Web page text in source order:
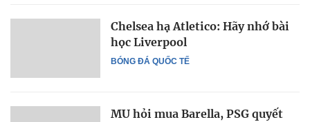
BÓNG ĐÁ QUỐC TẾ
Chelsea hạ Atletico: Hãy nhớ bài
học Liverpool
MU hỏi mua Barella, PSG quyết